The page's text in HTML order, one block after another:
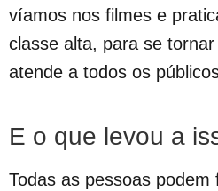
víamos nos filmes e
classe alta, para se
atende a todos os
E o que levou a
Todas as pessoas podem